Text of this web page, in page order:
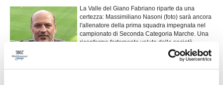
La Valle del Giano Fabriano riparte da una
certezza: Massimiliano Nasoni (foto) sarà ancora
l'allenatore della prima squadra impegnata nel
campionato di Seconda Categoria Marche. Una
riconferma fortemente voluta dalla società,
arrivata al termine di una stagione intensa e ricca
di difficoltà, nella quale il tecnico ha saputo
m